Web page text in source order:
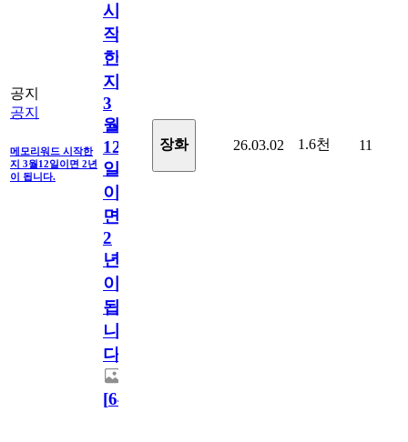
공지
공지
메모리워드 시작한
지 3월12일이면 2년
이 됩니다.
시
작
한
지
3
월
12
일
이
면
2
년
이
됩
니
다.
[64
장화 26.03.02 1.6천 11